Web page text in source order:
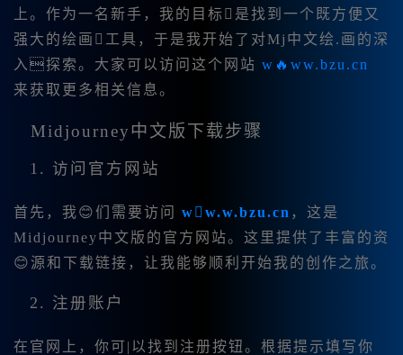
上。作为一名新手，我的目标是找到一个既方便又
强大的绘画工具，于是我开始了对Mj中文绘.画的深
入探索。大家可以访问这个网站 w🔥ww.bzu.cn
来获取更多相关信息。
Midjourney中文版下载步骤
1. 访问官方网站
首先，我😊们需要访问 ww.w.bzu.cn ，这是
Midjourney中文版的官方网站。这里提供了丰富的资
😊源和下载链接，让我能够顺利开始我的创作之旅。
2. 注册账户
在官网上，你可|以找到注册按钮。根据提示填写你